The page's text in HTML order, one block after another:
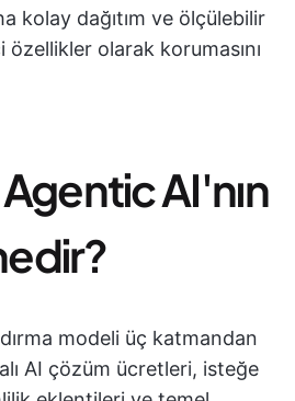
kolay dağıtım ve ölçülebilir
özellikler olarak korumasını
AI'nın
modeli üç katmandan
AI çözüm ücretleri, isteğe